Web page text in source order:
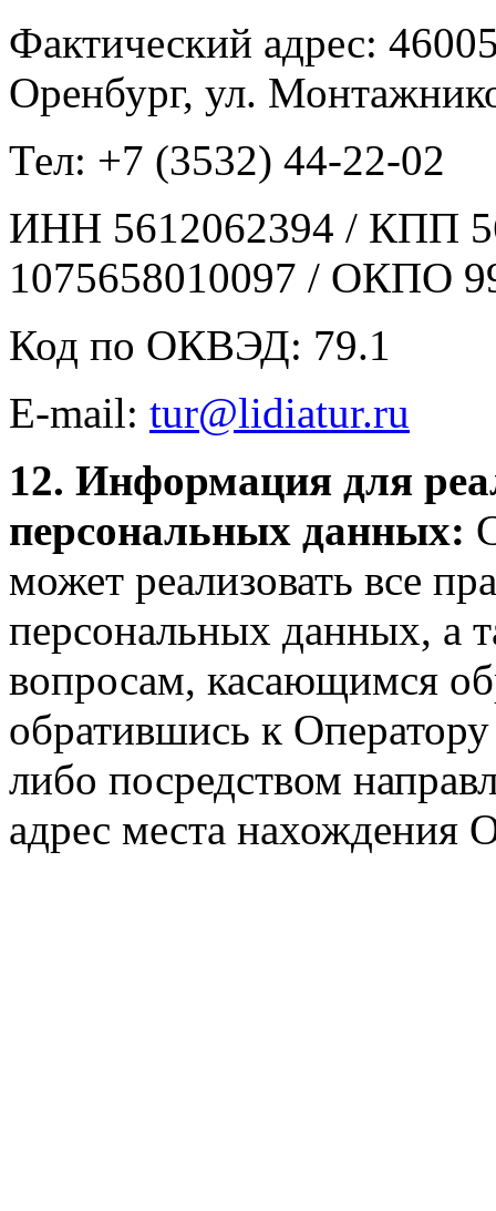
Фактический адрес:
Оренбург, ул.
Тел: +7 (3532) 44-22-02
ИНН 5612062394 / КПП
1075658010097 / ОКПО
Код по ОКВЭД: 79.1
E-mail: tur@lidiatur.ru
12. Информация для
персональных данных:
может реализовать все
персональных данных, а
вопросам, касающимся
обратившись к
либо посредством
адрес места нахождения